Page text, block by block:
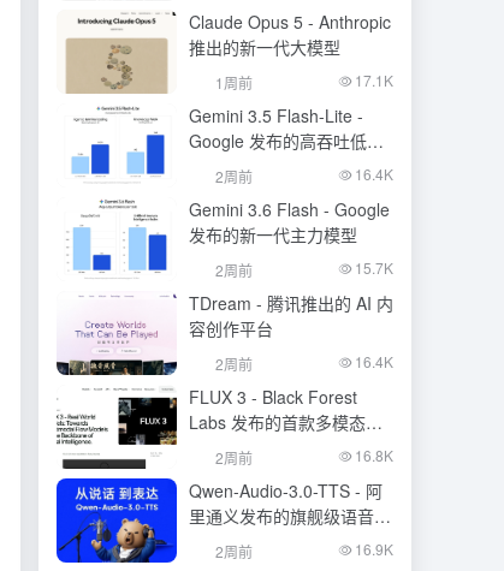
Claude Opus 5 - Anthropic
推出的新一代大模型
1周前 17.1K
Gemini 3.5 Flash-Lite -
Google 发布的高吞吐低成
本模型
2周前 16.4K
Gemini 3.6 Flash - Google
发布的新一代主力模型
2周前 15.7K
TDream - 腾讯推出的 AI 内
容创作平台
2周前 16.4K
FLUX 3 - Black Forest
Labs 发布的首款多模态基
础模型
2周前 16.8K
Qwen-Audio-3.0-TTS - 阿
里通义发布的旗舰级语音合
成大模型
2周前 16.9K